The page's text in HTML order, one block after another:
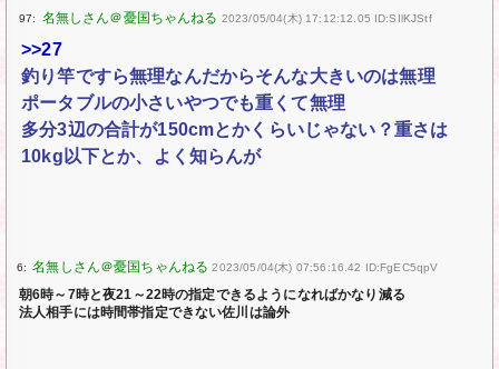
97: 2023/05/04(木) 17:12:12.05 ID:SIlKJStf
>>27
釣り竿ですら無理なんだからそんな大きいのは無理
ポータブルの小さいやつでも重くて無理
多分3辺の合計が150cmとかくらいじゃない？重さは
10kg以下とか、よく知らんが
6: 2023/05/04(木) 07:56:16.42 ID:FgEC5qpV
朝6時～7時と夜21～22時の指定できるようになればかなり減る
法人相手には時間帯指定できない佐川は論外